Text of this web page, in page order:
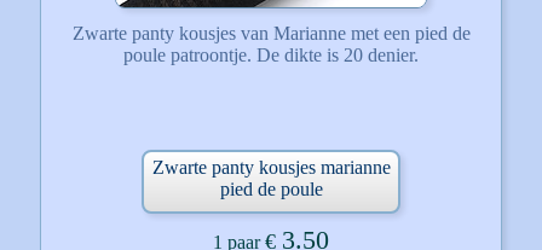
Zwarte panty kousjes van Marianne met een pied de
poule patroontje. De dikte is 20 denier.
1 paar€ 3.50
Zwarte panty kousjes marianne
pied de poule